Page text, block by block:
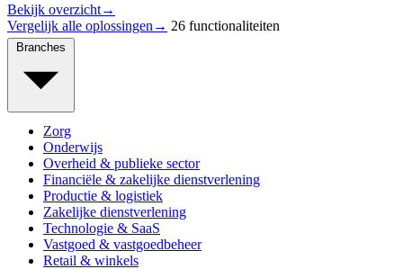
Bekijk overzicht→
Vergelijk alle oplossingen → 26 functionaliteiten
Zorg
Onderwijs
Overheid & publieke sector
Financiële & zakelijke dienstverlening
Productie & logistiek
Zakelijke dienstverlening
Technologie & SaaS
Vastgoed & vastgoedbeheer
Retail & winkels